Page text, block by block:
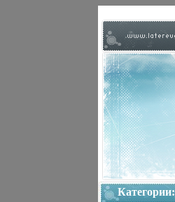
Категории: